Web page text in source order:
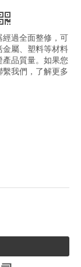
過全面整修，可
金屬、塑料等材料
品質量。如果您
我們，了解更多